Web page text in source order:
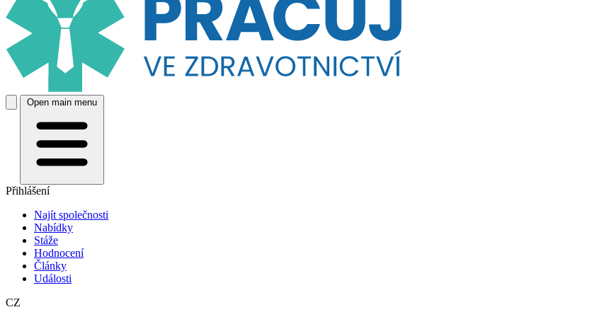
Open main menu
Přihlášení
Najít společnosti
Nabídky
Stáže
Hodnocení
Články
Události
CZ